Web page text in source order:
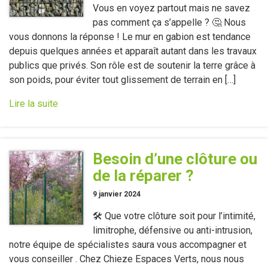
Vous en voyez partout mais ne savez
pas comment ça s’appelle ? 🤔 Nous
vous donnons la réponse ! Le mur en gabion est tendance
depuis quelques années et apparaît autant dans les travaux
publics que privés. Son rôle est de soutenir la terre grâce à
son poids, pour éviter tout glissement de terrain en […]
Lire la suite
Besoin d’une clôture ou
de la réparer ?
9 janvier 2024
🛠️ Que votre clôture soit pour l’intimité,
limitrophe, défensive ou anti-intrusion,
notre équipe de spécialistes saura vous accompagner et
vous conseiller . Chez Chieze Espaces Verts, nous nous